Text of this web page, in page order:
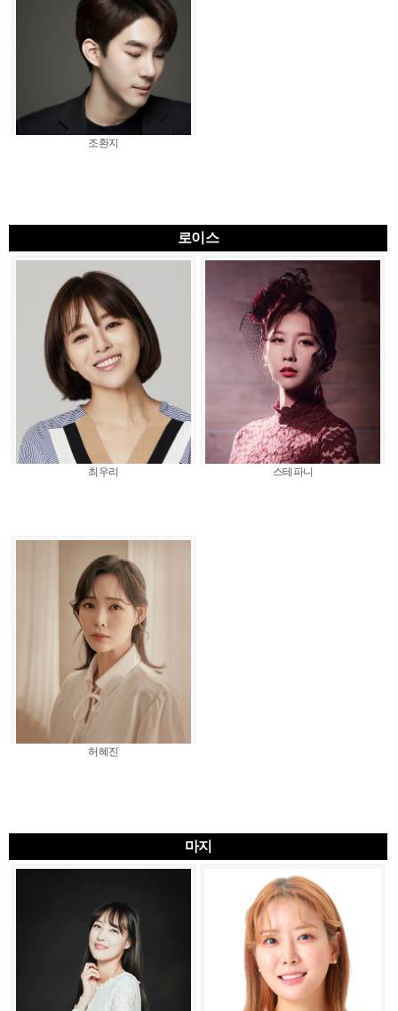
조환지
로이스
최우리 스테파니
허혜진
마지